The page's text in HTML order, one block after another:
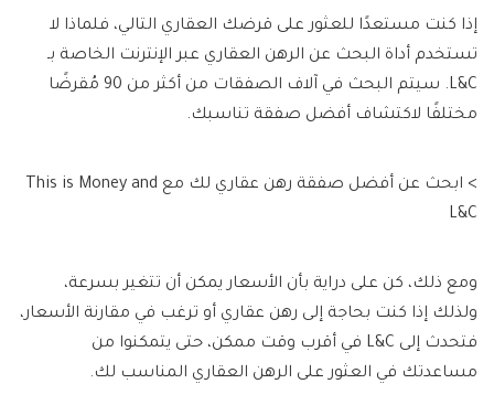
إذا كنت مستعدًا للعثور على قرضك العقاري التالي، فلماذا لا
تستخدم أداة البحث عن الرهن العقاري عبر الإنترنت الخاصة بـ
L&C. سيتم البحث في آلاف الصفقات من أكثر من 90 مُقرضًا
مختلفًا لاكتشاف أفضل صفقة تناسبك.
> ابحث عن أفضل صفقة رهن عقاري لك مع This is Money and
L&C
ومع ذلك، كن على دراية بأن الأسعار يمكن أن تتغير بسرعة،
ولذلك إذا كنت بحاجة إلى رهن عقاري أو ترغب في مقارنة الأسعار،
فتحدث إلى L&C في أقرب وقت ممكن، حتى يتمكنوا من
مساعدتك في العثور على الرهن العقاري المناسب لك.